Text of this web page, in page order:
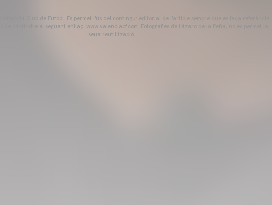
Valencia Club de Futbol. Es permet l'ús del contingut editorial de l'article sempre que es faça referència a
de contindre el següent enllaç: www.valenciacf.com. Fotografies de Lázaro de la Peña, no es permet la
seua reutilització.